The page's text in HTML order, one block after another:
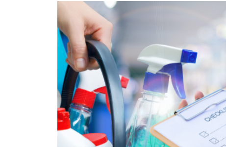
O que é um depósito de
Limpeza pós obra: